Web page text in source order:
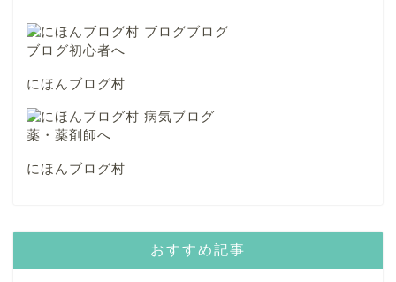
にほんブログ村
にほんブログ村
おすすめ記事